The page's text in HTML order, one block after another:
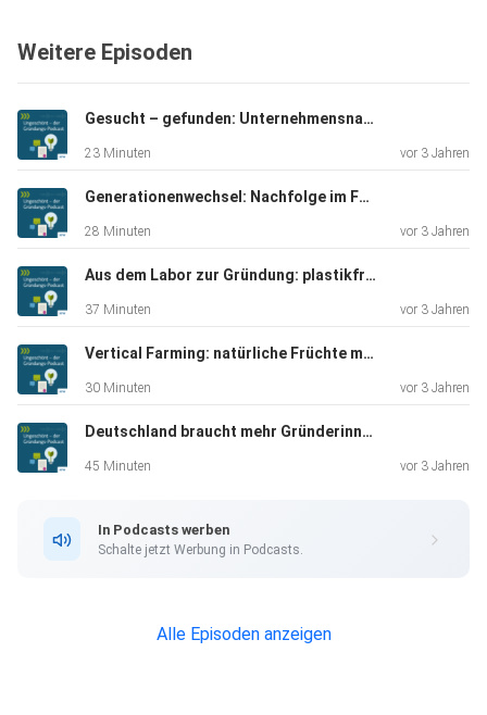
passten ihr Geschäftsmodell an und stellen seitdem
dafür notwendigen Maschinen her. Ihrer Vision vom
dezentralen
Plastik-Recycling für 3-D-Druck sind sie ein ganzes Stück
näher
gekommen, seitdem sich auch Universitäten und die
(QiTech) interessieren.
Weitere Episoden
Gesucht – gefunden: Unternehmensnachfolgebörse nexxt-change
23 Minuten vor 3 Jahren
Generationenwechsel: Nachfolge im Familienbetrieb
28 Minuten vor 3 Jahren
Aus dem Labor zur Gründung: plastikfreie Zukunft mit traceless
37 Minuten vor 3 Jahren
Vertical Farming: natürliche Früchte mit künstlicher Intelligenz
30 Minuten vor 3 Jahren
Deutschland braucht mehr Gründerinnen
45 Minuten vor 3 Jahren
In Podcasts werben
Schalte jetzt Werbung in Podcasts.
Alle Episoden anzeigen